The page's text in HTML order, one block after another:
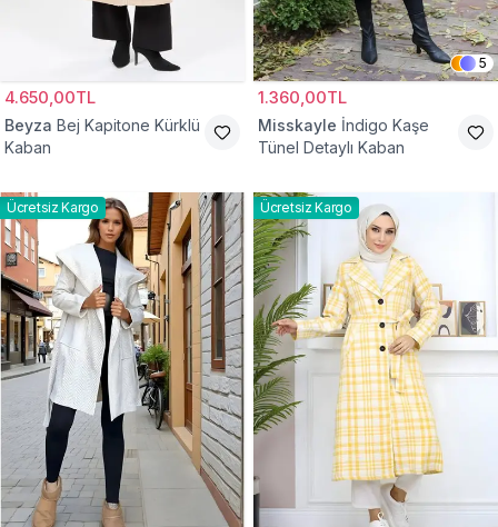
4.650,00TL
Beyza Bej Kapitone Kürklü
Kaban
5
1.360,00TL
Misskayle İndigo Kaşe
Tünel Detaylı Kaban
Ücretsiz Kargo Ücretsiz Kargo